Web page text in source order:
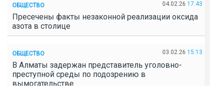
ОБЩЕСТВО 04.02.26 17:43
Пресечены факты незаконной реализации оксида
азота в столице
ОБЩЕСТВО 03.02.26 15:13
В Алматы задержан представитель уголовно-
преступной среды по подозрению в
вымогательстве